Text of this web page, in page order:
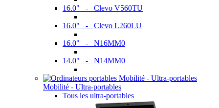
16.0" - Clevo V560TU
16.0" - Clevo L260LU
16.0" - N16MM0
14.0" - N14MM0
Mobilité - Ultra-portables
Tous les ultra-portables